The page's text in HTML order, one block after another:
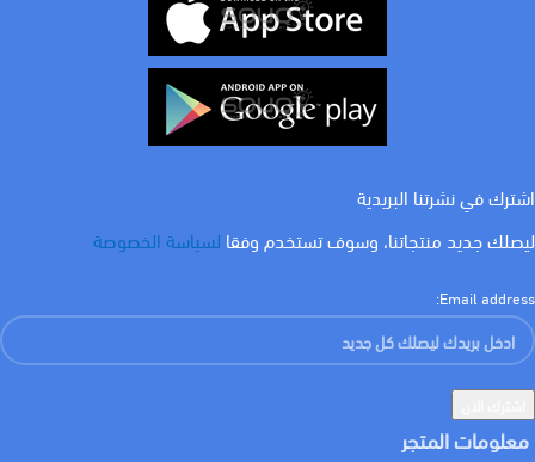
اشترك في نشرتنا البريدية
ليصلك جديد منتجاتنا، وسوف تستخدم وفقا لسياسة الخصوصة
Email address:
معلومات المتجر